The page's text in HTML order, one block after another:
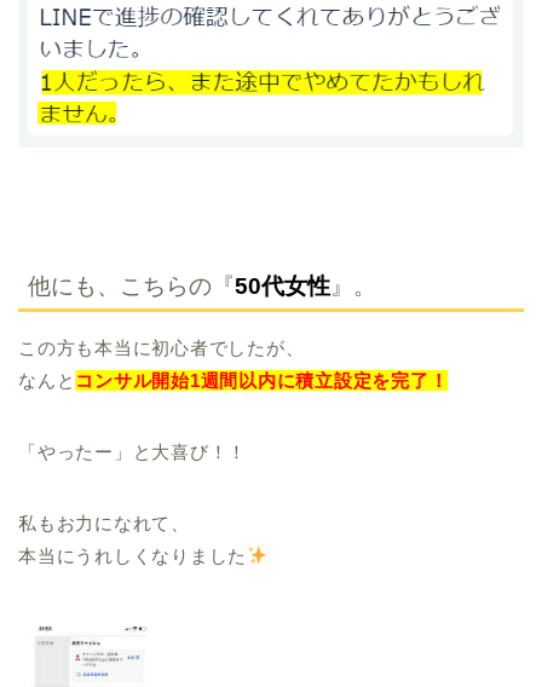
他にも、こちらの『50代女性 』。
この方も本当に初心者でしたが、
なんと コンサル開始1週間以内に積立設定を完了！
「やったー」と大喜び！！
私もお力になれて、
本当にうれしくなりました